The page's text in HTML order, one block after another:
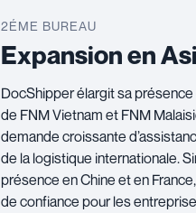
2ÉME BUREAU
Expansion en
DocShipper élargit sa présence
de FNM Vietnam et FNM
demande croissante
de la logistique internationale.
présence en Chine et en
de confiance pour les